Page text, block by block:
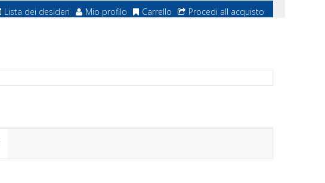
Lista dei desideri Mio profilo Carrello Procedi all acquisto